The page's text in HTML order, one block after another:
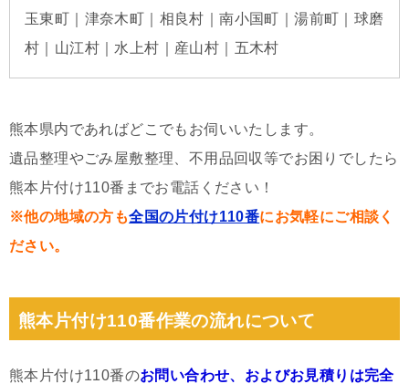
玉東町｜津奈木町｜相良村｜南小国町｜湯前町｜球磨
村｜山江村｜水上村｜産山村｜五木村
熊本県内であればどこでもお伺いいたします。
遺品整理やごみ屋敷整理、不用品回収等でお困りでしたら
熊本片付け110番までお電話ください！
※他の地域の方も全国の片付け110番にお気軽にご相談く
ださい。
熊本片付け110番作業の流れについて
熊本片付け110番のお問い合わせ、およびお見積りは完全